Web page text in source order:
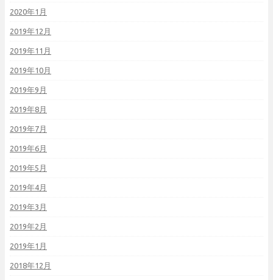
2020年1月
2019年12月
2019年11月
2019年10月
2019年9月
2019年8月
2019年7月
2019年6月
2019年5月
2019年4月
2019年3月
2019年2月
2019年1月
2018年12月